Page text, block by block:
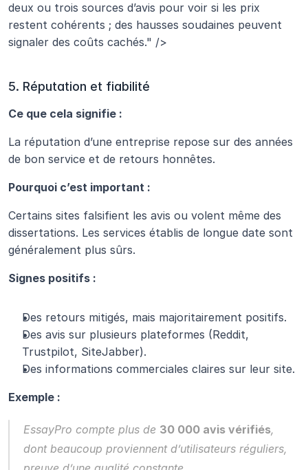
deux ou trois sources d’avis pour voir si les prix
restent cohérents ; des hausses soudaines peuvent
signaler des coûts cachés." />
5. Réputation et fiabilité
Ce que cela signifie :
La réputation d’une entreprise repose sur des années
de bon service et de retours honnêtes.
Pourquoi c’est important :
Certains sites falsifient les avis ou volent même des
dissertations. Les services établis de longue date sont
généralement plus sûrs.
Signes positifs :
Des retours mitigés, mais majoritairement positifs.
Des avis sur plusieurs plateformes (Reddit,
Trustpilot, SiteJabber).
Des informations commerciales claires sur leur site.
Exemple :
EssayPro compte plus de 30 000 avis vérifiés,
dont beaucoup proviennent d’utilisateurs réguliers,